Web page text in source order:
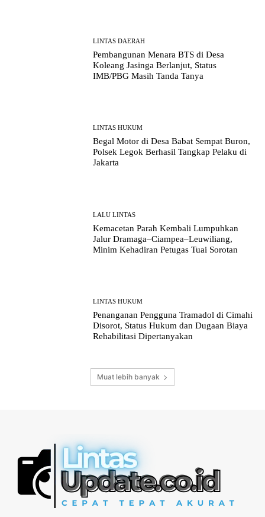
LINTAS DAERAH
Pembangunan Menara BTS di Desa
Koleang Jasinga Berlanjut, Status
IMB/PBG Masih Tanda Tanya
LINTAS HUKUM
Begal Motor di Desa Babat Sempat Buron,
Polsek Legok Berhasil Tangkap Pelaku di
Jakarta
LALU LINTAS
Kemacetan Parah Kembali Lumpuhkan
Jalur Dramaga–Ciampea–Leuwiliang,
Minim Kehadiran Petugas Tuai Sorotan
LINTAS HUKUM
Penanganan Pengguna Tramadol di Cimahi
Disorot, Status Hukum dan Dugaan Biaya
Rehabilitasi Dipertanyakan
Muat lebih banyak